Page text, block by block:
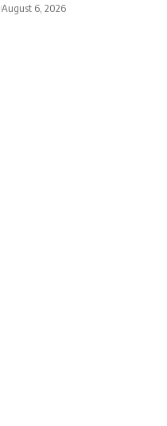
August 6, 2026